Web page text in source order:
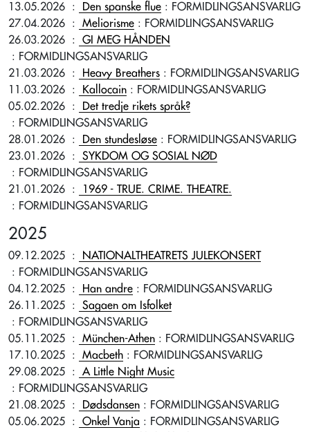
13.05.2026 : Den spanske flue : FORMIDLINGSANSVARLIG
27.04.2026 : Meliorisme : FORMIDLINGSANSVARLIG
26.03.2026 :
GI MEG HÅNDEN
: FORMIDLINGSANSVARLIG
21.03.2026 : Heavy Breathers : FORMIDLINGSANSVARLIG
11.03.2026 : Kallocain : FORMIDLINGSANSVARLIG
05.02.2026 :
Det tredje rikets språk?
: FORMIDLINGSANSVARLIG
28.01.2026 : Den stundesløse : FORMIDLINGSANSVARLIG
23.01.2026 :
SYKDOM OG SOSIAL NØD
: FORMIDLINGSANSVARLIG
21.01.2026 :
1969 - TRUE. CRIME. THEATRE.
: FORMIDLINGSANSVARLIG
2025
09.12.2025 :
NATIONALTHEATRETS JULEKONSERT
: FORMIDLINGSANSVARLIG
04.12.2025 : Han andre : FORMIDLINGSANSVARLIG
26.11.2025 :
Sagaen om Isfolket
: FORMIDLINGSANSVARLIG
05.11.2025 : München-Athen : FORMIDLINGSANSVARLIG
17.10.2025 : Macbeth : FORMIDLINGSANSVARLIG
29.08.2025 :
A Little Night Music
: FORMIDLINGSANSVARLIG
21.08.2025 : Dødsdansen : FORMIDLINGSANSVARLIG
05.06.2025 : Onkel Vanja : FORMIDLINGSANSVARLIG